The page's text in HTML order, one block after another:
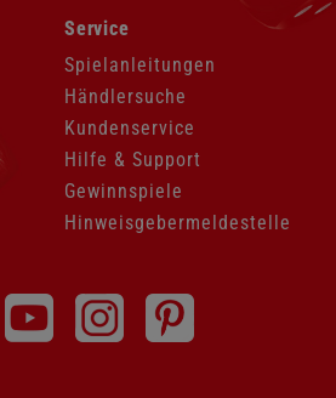
Navigation
überspringen
Service
Spielanleitungen
Händlersuche
Kundenservice
Hilfe & Support
Gewinnspiele
Hinweisgebermeldestelle